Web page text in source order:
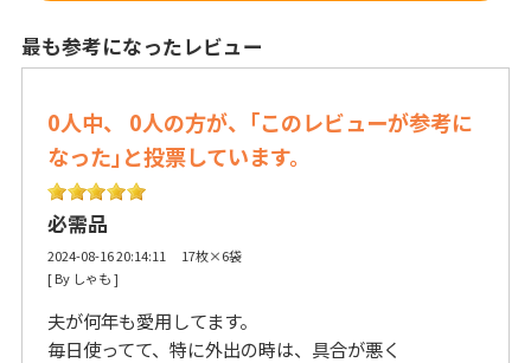
最も参考になったレビュー
0人中、 0人の方が、｢このレビューが参考に
なった｣と投票しています。
必需品
2024-08-16 20:14:11 17枚×6袋
[ By しゃも ]
夫が何年も愛用してます。
毎日使ってて、特に外出の時は、具合が悪く